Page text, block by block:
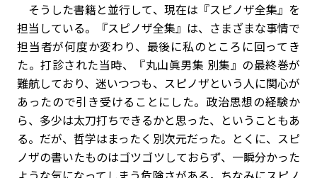
そうした書籍と並行して、現在は『スピノザ全集』を
担当している。『スピノザ全集』は、さまざまな事情で
担当者が何度か変わり、最後に私のところに回ってき
た。打診された当時、『丸山眞男集 別集』の最終巻が
難航しており、迷いつつも、スピノザという人に関心が
あったので引き受けることにした。政治思想の経験か
ら、多少は太刀打ちできるかと思った、ということもあ
る。だが、哲学はまったく別次元だった。とくに、スピ
ノザの書いたものはゴツゴツしておらず、一瞬分かった